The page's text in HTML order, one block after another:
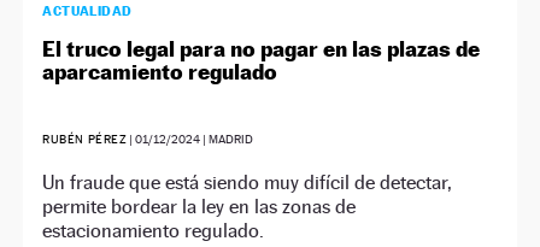
ACTUALIDAD
El truco legal para no pagar en las plazas de
aparcamiento regulado
RUBÉN PÉREZ |01/12/2024 | MADRID
Un fraude que está siendo muy difícil de detectar,
permite bordear la ley en las zonas de
estacionamiento regulado.